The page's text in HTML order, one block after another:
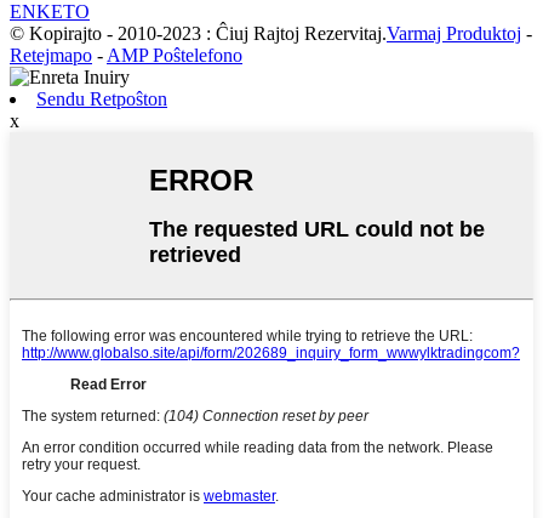
ENKETO
© Kopirajto - 2010-2023 : Ĉiuj Rajtoj Rezervitaj.Varmaj Produktoj -
Retejmapo - AMP Poŝtelefono
Sendu Retpoŝton
x